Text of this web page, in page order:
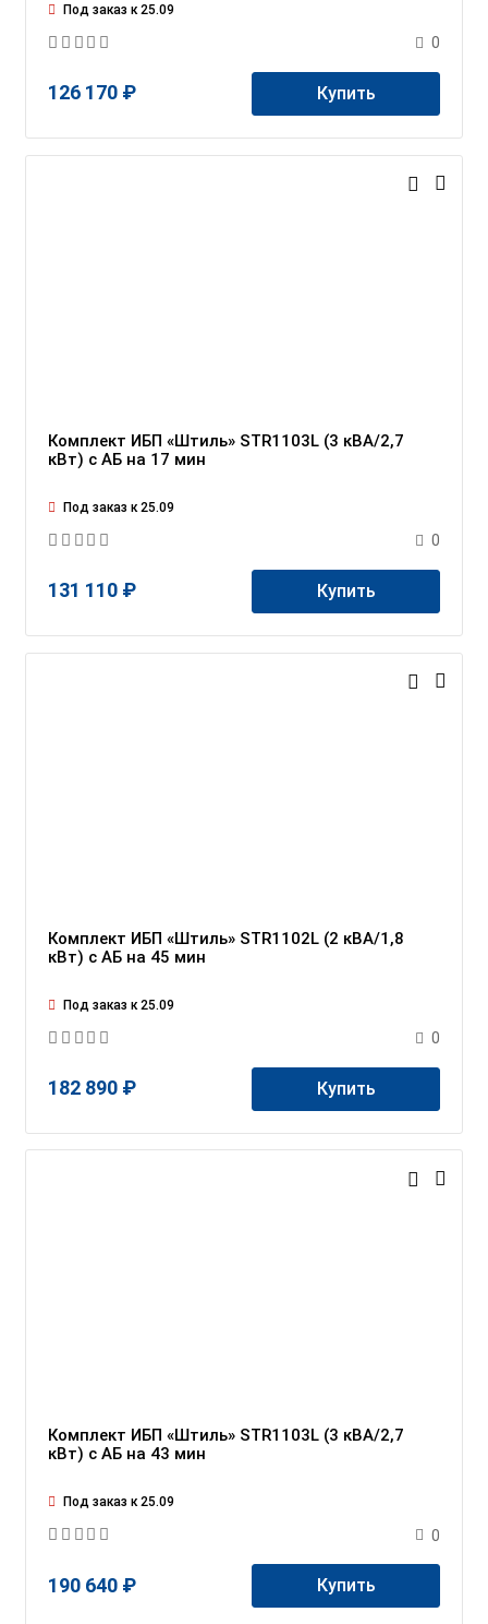
Под заказ к 25.09
0
126 170 ₽ Купить
Комплект ИБП «Штиль» STR1103L (3 кВА/2,7
кВт) c АБ на 17 мин
Под заказ к 25.09
0
131 110 ₽ Купить
Комплект ИБП «Штиль» STR1102L (2 кВА/1,8
кВт) c АБ на 45 мин
Под заказ к 25.09
0
182 890 ₽ Купить
Комплект ИБП «Штиль» STR1103L (3 кВА/2,7
кВт) c АБ на 43 мин
Под заказ к 25.09
0
190 640 ₽ Купить